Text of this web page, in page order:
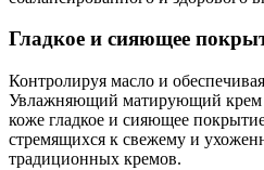
Гладкое и сияющее
Контролируя масло и
Увлажняющий матирующий крем
коже гладкое и сияющее
стремящихся к свежему и
традиционных кремов.